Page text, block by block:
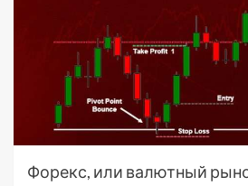
Форекс, или валютный